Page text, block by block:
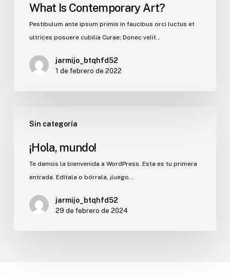
What Is Contemporary Art?
Pestibulum ante ipsum primis in faucibus orci luctus et
ultrices posuere cubilia Curae; Donec velit…
jarmijo_btqhfd52
1 de febrero de 2022
Sin categoría
mundo!
¡Hola, mundo!
Te damos la bienvenida a WordPress. Esta es tu primera
entrada. Edítala o bórrala, ¡luego…
jarmijo_btqhfd52
29 de febrero de 2024